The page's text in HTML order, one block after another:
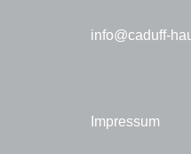
info@caduff-
Impressum